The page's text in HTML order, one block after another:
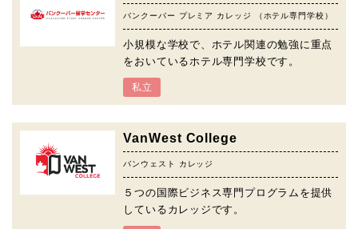
バンクーバー プレミア カレッジ （ホテル専門学校）
小規模な学校で、ホテル関連の勉強に重点
をおいているホテル専門学校です。
私立
VanWest College
バンウェスト カレッジ
５つの国際ビジネス専門プログラムを提供
しているカレッジです。